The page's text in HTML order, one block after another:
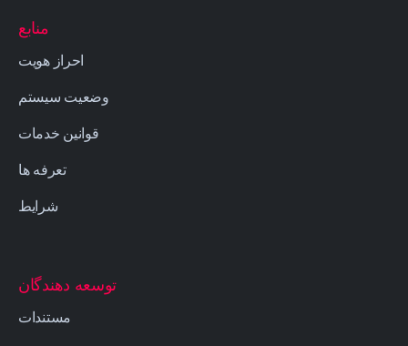
منابع
احراز هویت
وضعیت سیستم
قوانین خدمات
تعرفه ها
شرایط
توسعه دهندگان
مستندات